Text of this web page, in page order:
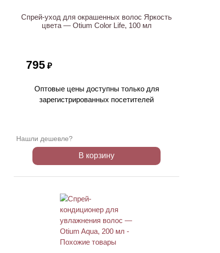
Спрей-уход для окрашенных волос Яркость
цвета — Otium Color Life, 100 мл
795 ₽
Оптовые цены доступны только для
зарегистрированных посетителей
Нашли дешевле?
В корзину